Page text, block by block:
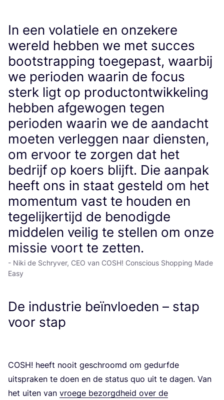
In een volatiele en onzekere
wereld hebben we met succes
bootstrapping toegepast, waarbij
we perioden waarin de focus
sterk ligt op productontwikkeling
hebben afgewogen tegen
perioden waarin we de aandacht
moeten verleggen naar diensten,
om ervoor te zorgen dat het
bedrijf op koers blijft. Die aanpak
heeft ons in staat gesteld om het
momentum vast te houden en
tegelijkertijd de benodigde
middelen veilig te stellen om onze
missie voort te zetten.
- Niki de Schryver, CEO van COSH! Conscious Shopping Made
Easy
De industrie beïnvloeden – stap
voor stap
COSH! heeft nooit geschroomd om gedurf­de
uit­spra­ken te doen en de sta­tus quo uit te dagen. Van
het uiten van vroe­ge bezorgd­heid over de